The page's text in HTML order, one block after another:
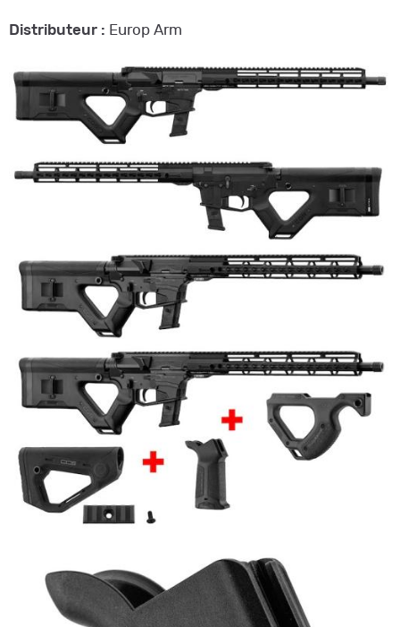
Distributeur : Europ Arm